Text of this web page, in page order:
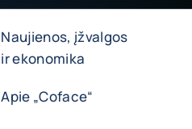
Naujienos, įžvalgos
ir ekonomika
Apie „Coface“